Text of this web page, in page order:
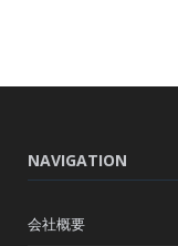
NAVIGATION
会社概要